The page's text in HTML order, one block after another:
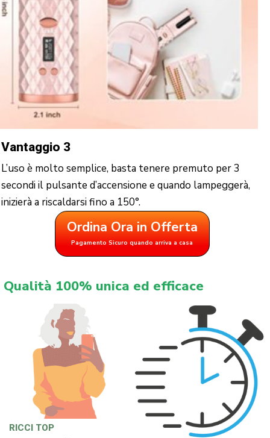
Vantaggio 3
L’uso è molto semplice, basta tenere premuto per 3
secondi il pulsante d’accensione e quando lampeggerà,
inizierà a riscaldarsi fino a 150°.
Ordina Ora in Offerta
Pagamento Sicuro quando arriva a casa
Qualità 100% unica ed efficace
RICCI TOP